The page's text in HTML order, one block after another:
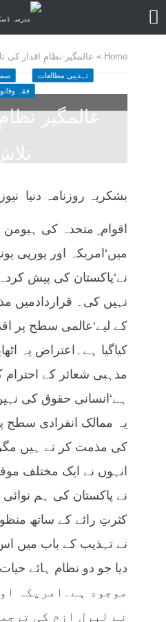
Home
» عالمگیر نظامِ اقدار کی
تہذیبی مطالعات
فقہ
عالمگیر
بشکریہ روزنامہ دنیا نیوز
اقوام ِ متحدہ کی
میں‘امریکہ اور یورپی
نے‘پاکستان کی پیش
نہیں کی۔ قراردادمیں
کے لیے‘عالمی سطح پر
کیاگیا ہے۔اعتراض یہ
مذہبی شعائر کے
ہے‘انسانی حقوق کی
یہ ممالک انفرادی سطح
کی مذمت کر تے ہیں
انہوں نے ایک مختلف
نے پاکستان کی ہم نوائی
کثرتِ رائے کے ساتھ
نے تہذیب کے باب میں
موجود ہے۔امریکہ
نے لبرل ازم کی